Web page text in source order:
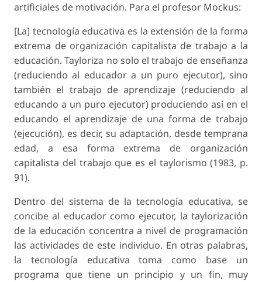
artificiales de motivación. Para el profesor Mockus:
[La] tecnología educativa es la extensión de la forma
extrema de organización capitalista de trabajo a la
educación. Tayloriza no solo el trabajo de enseñanza
(reduciendo al educador a un puro ejecutor), sino
también el trabajo de aprendizaje (reduciendo al
educando a un puro ejecutor) produciendo así en el
educando el aprendizaje de una forma de trabajo
(ejecución), es decir, su adaptación, desde temprana
edad, a esa forma extrema de organización
capitalista del trabajo que es el taylorismo (1983, p.
91).
Dentro del sistema de la tecnología educativa, se
concibe al educador como ejecutor, la taylorización
de la educación concentra a nivel de programación
las actividades de este individuo. En otras palabras,
la tecnología educativa toma como base un
programa que tiene un principio y un fin, muy